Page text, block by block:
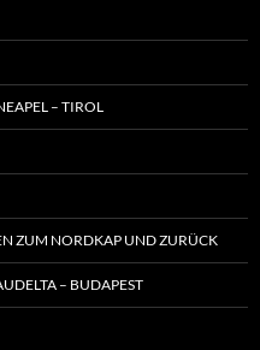
– TIROL
ZUM NORDKAP UND ZURÜCK
– BUDAPEST